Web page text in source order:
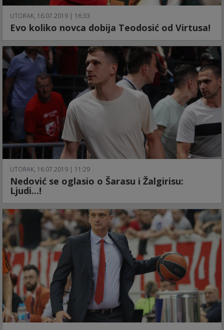
UTORAK, 16.07.2019 | 16:33
Evo koliko novca dobija Teodosić od Virtusa!
UTORAK, 16.07.2019 | 11:29
Nedović se oglasio o Šarasu i Žalgirisu:
Ljudi...!